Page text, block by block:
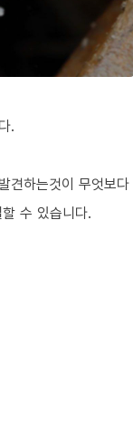
.
견하는것이 무엇보
수 있습니다.